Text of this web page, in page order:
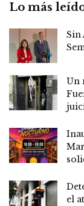
Lo más
Sin
Un
el